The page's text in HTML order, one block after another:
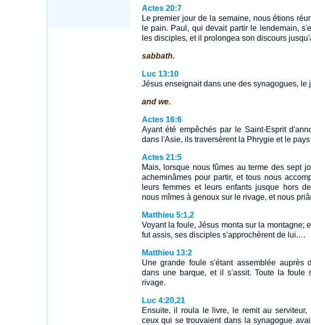
Actes 20:7
Le premier jour de la semaine, nous étions
le pain. Paul, qui devait partir le lendemain,
les disciples, et il prolongea son discours
sabbath.
Luc 13:10
Jésus enseignait dans une des synagogues, le
and we.
Actes 16:6
Ayant été empêchés par le Saint-Esprit
dans l'Asie, ils traversèrent la Phrygie et le
Actes 21:5
Mais, lorsque nous fûmes au terme des sept
acheminâmes pour partir, et tous nous
leurs femmes et leurs enfants jusque hors
nous mîmes à genoux sur le rivage, et nous
Matthieu 5:1,2
Voyant la foule, Jésus monta sur la montagne;
fut assis, ses disciples s'approchèrent de lui.…
Matthieu 13:2
Une grande foule s'étant assemblée auprès
dans une barque, et il s'assit. Toute la foule
rivage.
Luc 4:20,21
Ensuite, il roula le livre, le remit au serviteur,
ceux qui se trouvaient dans la synagogue